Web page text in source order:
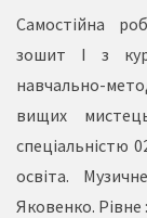
Самостійна
зошит I з
навчально-
вищих
спеціальністю
освіта.
Яковенко. Рівне